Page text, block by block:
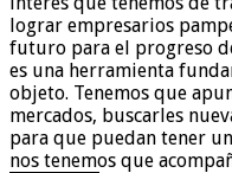
lograr empresarios
futuro para el progreso
es una herramienta
objeto. Tenemos que
mercados, buscarles
para que puedan tener
nos tenemos que